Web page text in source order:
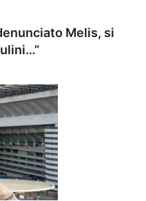
Melis, si